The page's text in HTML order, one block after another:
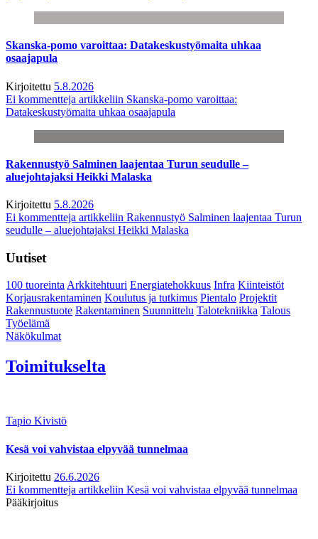
Skanska-pomo varoittaa: Datakeskustyömaita uhkaa
osaajapula
Kirjoitettu 5.8.2026
Ei kommentteja artikkeliin Skanska-pomo varoittaa:
Datakeskustyömaita uhkaa osaajapula
Rakennustyö Salminen laajentaa Turun seudulle –
aluejohtajaksi Heikki Malaska
Kirjoitettu 5.8.2026
Ei kommentteja artikkeliin Rakennustyö Salminen laajentaa Turun
seudulle – aluejohtajaksi Heikki Malaska
Uutiset
100 tuoreintaArkkitehtuuri Energiatehokkuus Infra Kiinteistöt
Korjausrakentaminen Koulutus ja tutkimus Pientalo Projektit
Rakennustuote Rakentaminen Suunnittelu Talotekniikka Talous
Työelämä
Näkökulmat
Toimitukselta
Tapio Kivistö
Kesä voi vahvistaa elpyvää tunnelmaa
Kirjoitettu 26.6.2026
Ei kommentteja artikkeliin Kesä voi vahvistaa elpyvää tunnelmaa
Pääkirjoitus